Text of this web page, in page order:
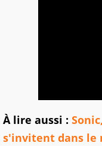
À lire aussi :
s'invitent dans le